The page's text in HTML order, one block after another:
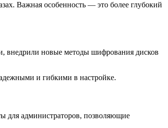
Важная особенность — это более глубокий
внедрили новые методы шифрования дисков
и гибкими в настройке.
для администраторов, позволяющие